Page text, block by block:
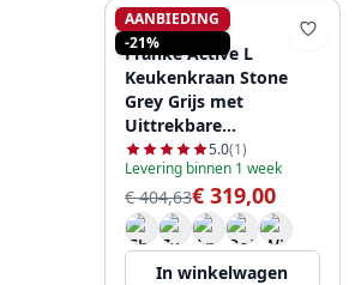
AANBIEDING
-21%
FRANKE
Franke Active L
Keukenkraan Stone
Grey Grijs met
Uittrekbare
Handdouche
115.0653.385
5.0(1)
Levering binnen 1 week
€ 404,63€ 319,00
In winkelwagen